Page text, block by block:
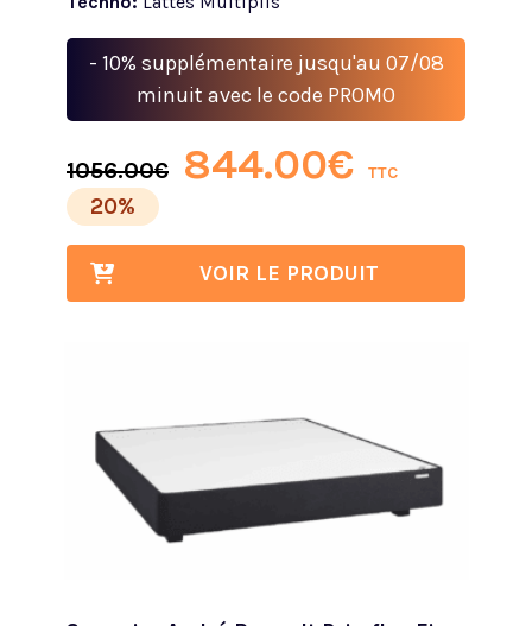
- 10% supplémentaire jusqu'au 07/08
minuit avec le code PROMO
1056.00€ 844.00€ TTC
20%
VOIR LE PRODUIT